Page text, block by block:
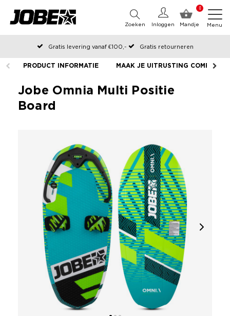
0
Mandje
Inloggen
Zoeken Menu
Gratis levering vanaf €100,-
Gratis retourneren
Officiële Jobe webshop
Op werkdagen voor 12:00 uur besteld, dezelfde dag verzonden
PRODUCT INFORMATIE MAAK JE UITRUSTING COMPLEET
Jobe Omnia Multi Positie
Board